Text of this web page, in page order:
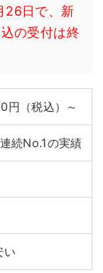
26日で、新
の受付は終
円（税込）～
続No.1の実績
い